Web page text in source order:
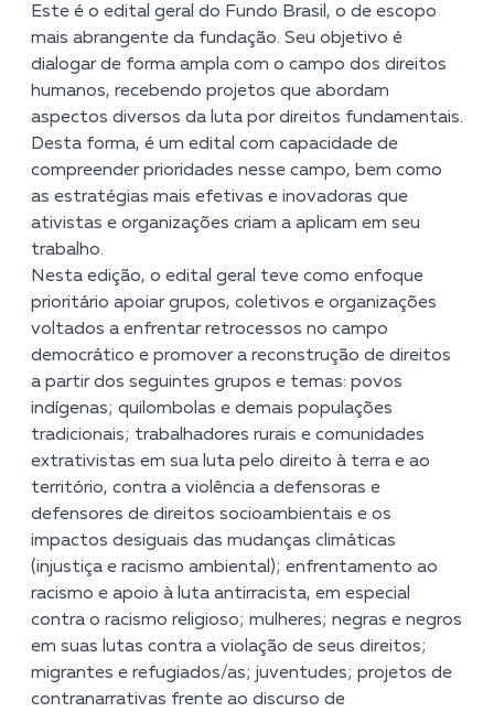
Este é o edital geral do Fundo Brasil, o de escopo
mais abrangente da fundação. Seu objetivo é
dialogar de forma ampla com o campo dos direitos
humanos, recebendo projetos que abordam
aspectos diversos da luta por direitos fundamentais.
Desta forma, é um edital com capacidade de
compreender prioridades nesse campo, bem como
as estratégias mais efetivas e inovadoras que
ativistas e organizações criam a aplicam em seu
trabalho.
Nesta edição, o edital geral teve como enfoque
prioritário apoiar grupos, coletivos e organizações
voltados a enfrentar retrocessos no campo
democrático e promover a reconstrução de direitos
a partir dos seguintes grupos e temas: povos
indígenas; quilombolas e demais populações
tradicionais; trabalhadores rurais e comunidades
extrativistas em sua luta pelo direito à terra e ao
território, contra a violência a defensoras e
defensores de direitos socioambientais e os
impactos desiguais das mudanças climáticas
(injustiça e racismo ambiental); enfrentamento ao
racismo e apoio à luta antirracista, em especial
contra o racismo religioso; mulheres; negras e negros
em suas lutas contra a violação de seus direitos;
migrantes e refugiados/as; juventudes; projetos de
contranarrativas frente ao discurso de